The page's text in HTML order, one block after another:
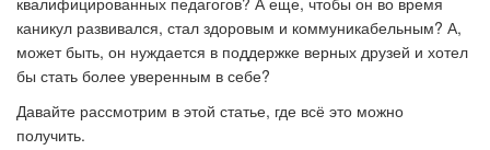
каникул развивался, стал здоровым и коммуникабельным? А,
может быть, он нуждается в поддержке верных друзей и хотел
бы стать более уверенным в себе?
Давайте рассмотрим в этой статье, где всё это можно
получить.